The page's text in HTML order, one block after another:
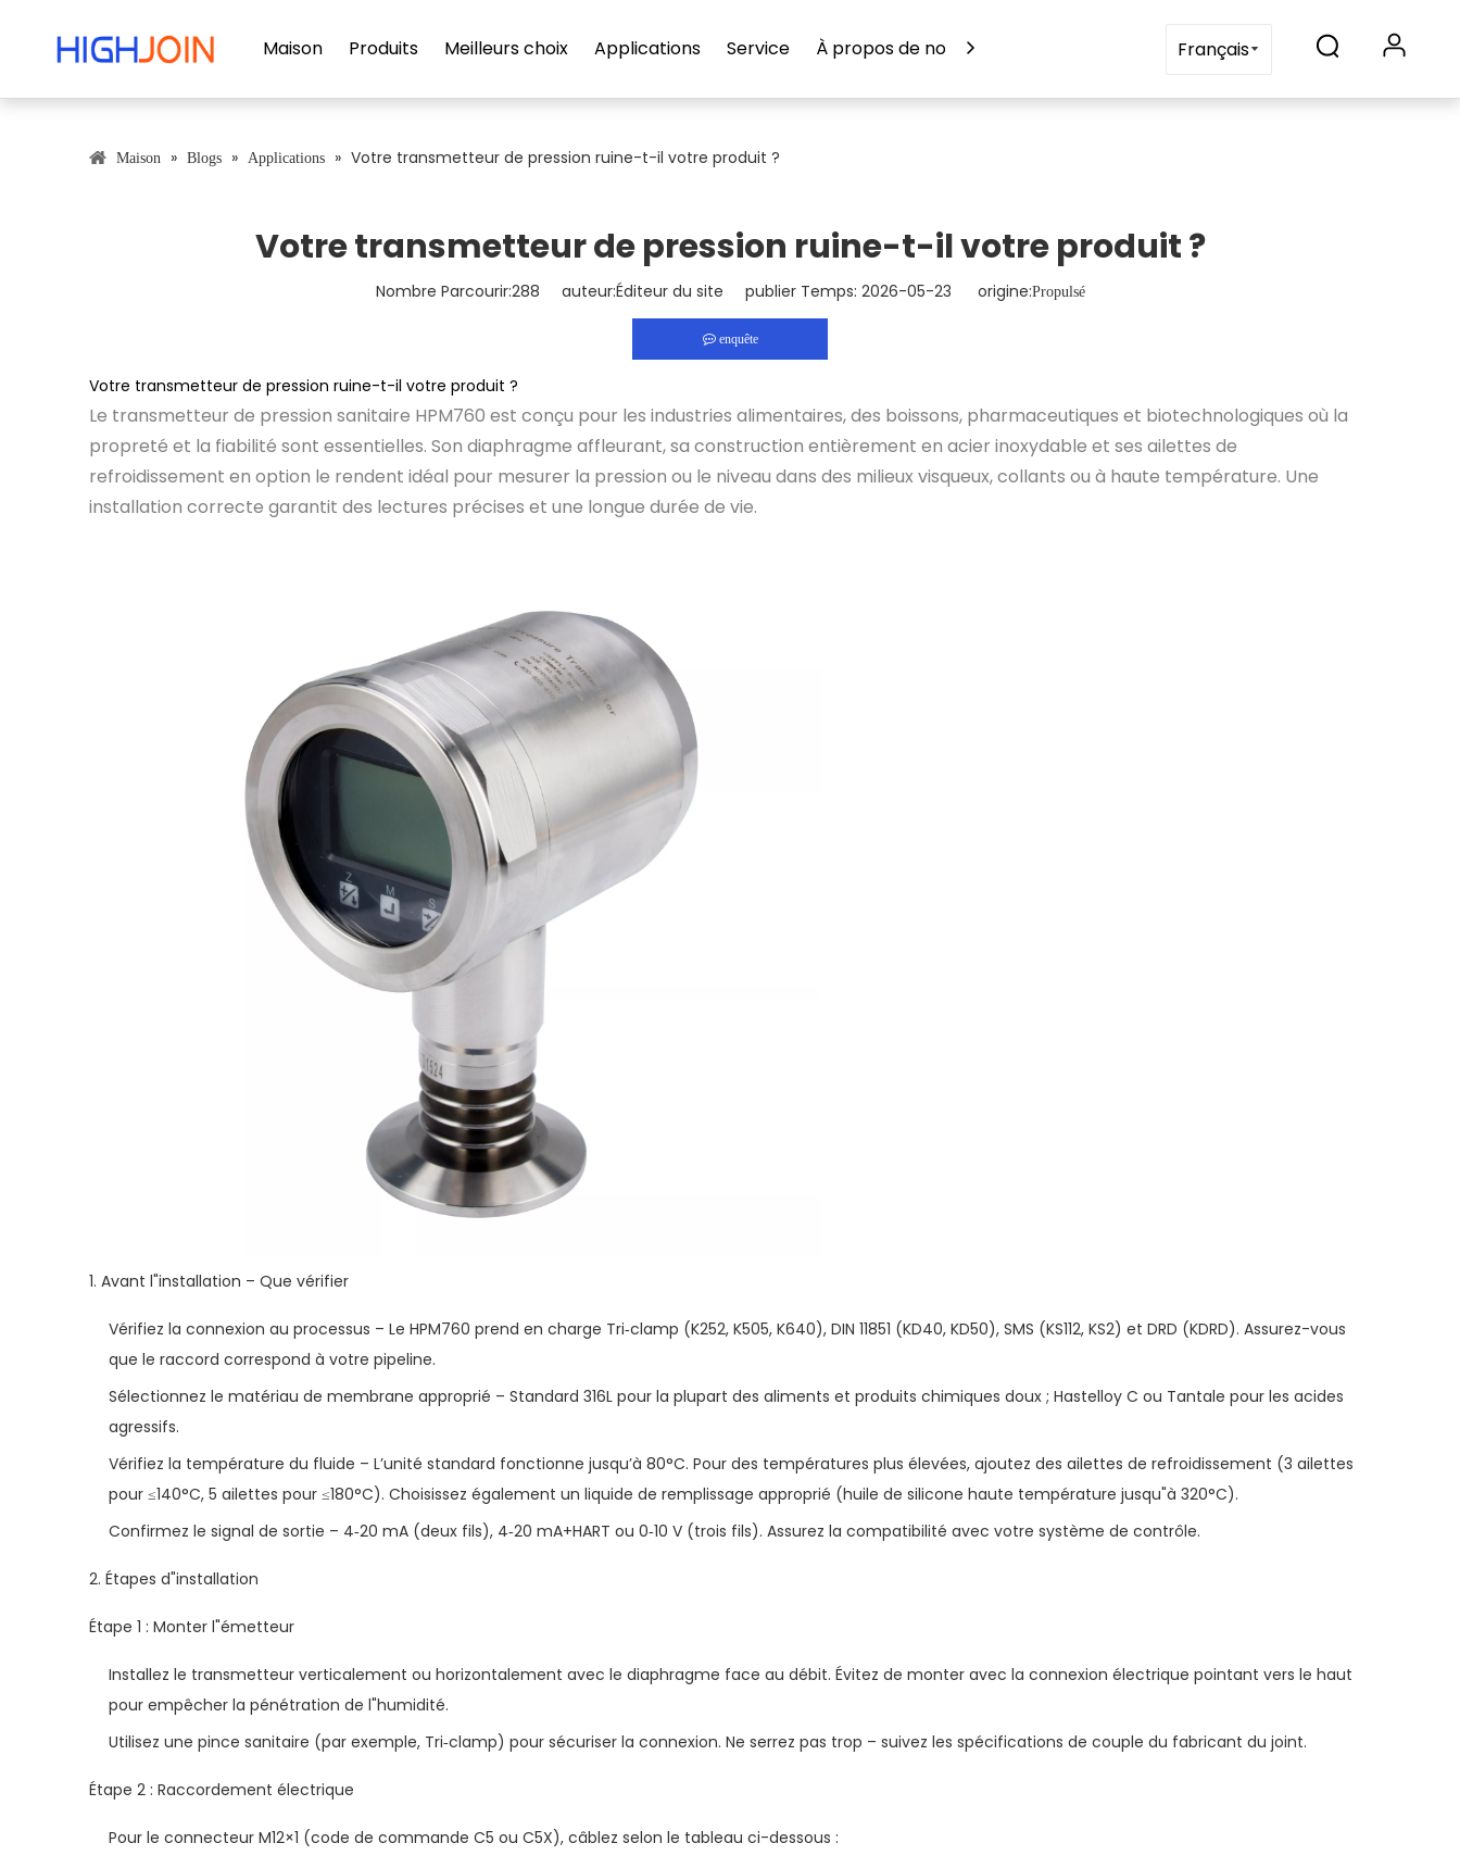
Maison Produits Meilleurs choix Applications Service À propos de nous Contactez-nousFrançais
Maison » Blogs » Applications » Votre transmetteur de pression ruine-t-il votre produit ?
Votre transmetteur de pression ruine-t-il votre produit ?
Nombre Parcourir:288 auteur:Éditeur du site publier Temps: 2026-05-23 origine:Propulsé
enquête
Votre transmetteur de pression ruine-t-il votre produit ?
Le transmetteur de pression sanitaire HPM760 est conçu pour les industries alimentaires, des boissons, pharmaceutiques et biotechnologiques où la
propreté et la fiabilité sont essentielles. Son diaphragme affleurant, sa construction entièrement en acier inoxydable et ses ailettes de
refroidissement en option le rendent idéal pour mesurer la pression ou le niveau dans des milieux visqueux, collants ou à haute température. Une
installation correcte garantit des lectures précises et une longue durée de vie.
1. Avant l"installation – Que vérifier
Vérifiez la connexion au processus – Le HPM760 prend en charge Tri‑clamp (K252, K505, K640), DIN 11851 (KD40, KD50), SMS (KS112, KS2) et DRD (KDRD). Assurez-vous
que le raccord correspond à votre pipeline.
Sélectionnez le matériau de membrane approprié – Standard 316L pour la plupart des aliments et produits chimiques doux ; Hastelloy C ou Tantale pour les acides
agressifs.
Vérifiez la température du fluide – L’unité standard fonctionne jusqu’à 80°C. Pour des températures plus élevées, ajoutez des ailettes de refroidissement (3 ailettes
pour ≤140°C, 5 ailettes pour ≤180°C). Choisissez également un liquide de remplissage approprié (huile de silicone haute température jusqu"à 320°C).
Confirmez le signal de sortie – 4‑20 mA (deux fils), 4‑20 mA+HART ou 0‑10 V (trois fils). Assurez la compatibilité avec votre système de contrôle.
2. Étapes d"installation
Étape 1 : Monter l"émetteur
Installez le transmetteur verticalement ou horizontalement avec le diaphragme face au débit. Évitez de monter avec la connexion électrique pointant vers le haut
pour empêcher la pénétration de l"humidité.
Utilisez une pince sanitaire (par exemple, Tri‑clamp) pour sécuriser la connexion. Ne serrez pas trop – suivez les spécifications de couple du fabricant du joint.
Étape 2 : Raccordement électrique
Pour le connecteur M12×1 (code de commande C5 ou C5X), câblez selon le tableau ci-dessous :